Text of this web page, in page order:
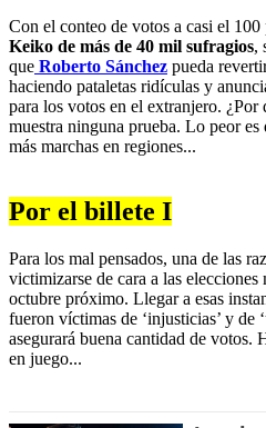
Con el conteo de votos a casi el
Keiko de más de 40 mil sufragios,
que Roberto Sánchez pueda
haciendo pataletas ridículas y
para los votos en el extranjero.
muestra ninguna prueba. Lo peor
más marchas en regiones...
Por el billete I
Para los mal pensados, una de las
victimizarse de cara a las
octubre próximo. Llegar a esas
fueron víctimas de ‘injusticias’ y de
asegurará buena cantidad de votos.
en juego...